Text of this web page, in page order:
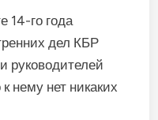
14-го года
дел КБР
руководителей
нему нет никаких